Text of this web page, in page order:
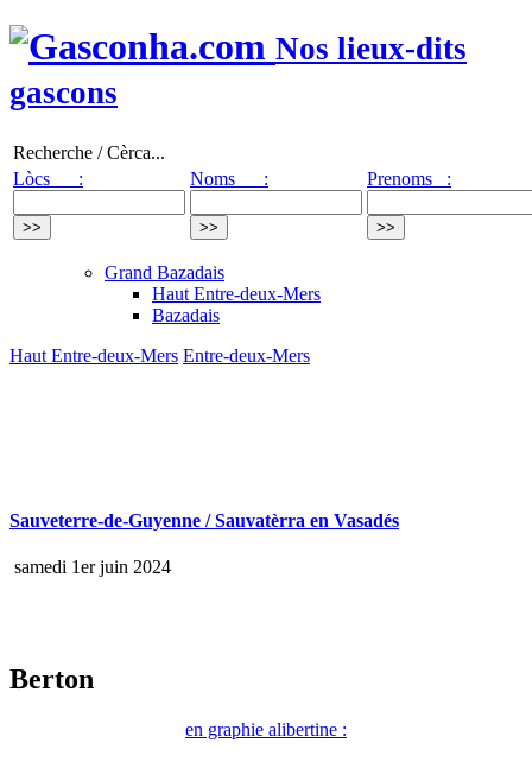
Nos lieux-dits
gascons
Recherche / Cèrca...
Lòcs :
Noms : Prenoms :
Grand Bazadais
Haut Entre-deux-Mers
Bazadais
Haut Entre-deux-Mers Entre-deux-Mers
Sauveterre-de-Guyenne / Sauvatèrra en Vasadés
samedi 1er juin 2024
Berton
en graphie alibertine :